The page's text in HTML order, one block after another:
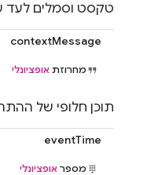
טקסט וסמלים לעד
contextMessage
מחרוזת אופציונלי
תוכן חלופי של
eventTime
מספר אופציונלי